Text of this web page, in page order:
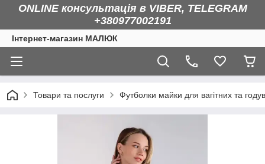
ONLINE консультація в VIBER, TELEGRAM
+380977002191
Інтернет-магазин МАЛЮК
Товари та послуги Футболки майки для вагітних та